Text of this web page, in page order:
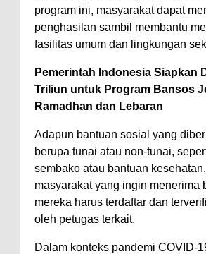
program ini, masyarakat dapat
penghasilan sambil membantu
fasilitas umum dan lingkungan
Pemerintah Indonesia Siapkan
Triliun untuk Program Bansos
Ramadhan dan Lebaran
Adapun bantuan sosial yang
berupa tunai atau non-tunai,
sembako atau bantuan
masyarakat yang ingin menerima
mereka harus terdaftar dan
oleh petugas terkait.
Dalam konteks pandemi COVID-